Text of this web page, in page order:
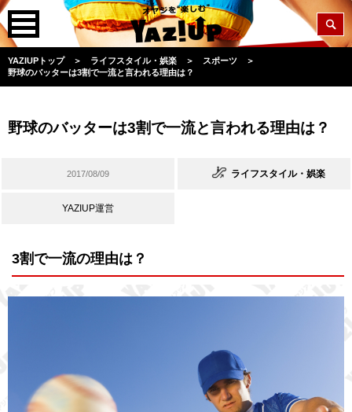
YAZIUPトップ ＞ ライフスタイル・娯楽 ＞ スポーツ
＞
野球のバッターは3割で一流と言われる理由は？
野球のバッターは3割で一流と言われる理由は？
2017/08/09 ライフスタイル・娯楽
YAZIUP運営
3割で一流の理由は？